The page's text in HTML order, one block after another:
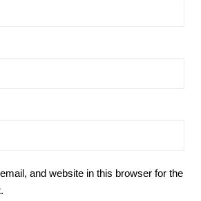
and website in this browser for the